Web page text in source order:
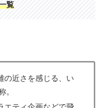
覧
の近さを感じる、い
。